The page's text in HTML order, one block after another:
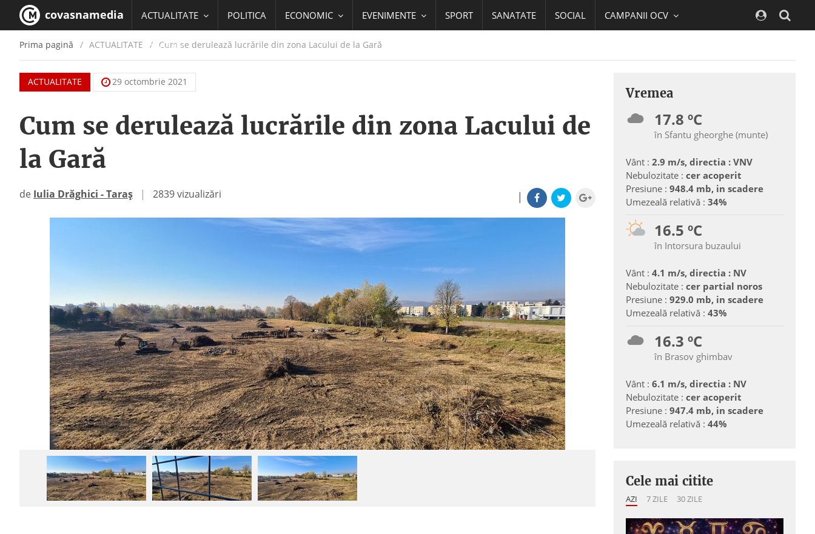
covasnamedia ACTUALITATE POLITICA ECONOMIC EVENIMENTE SPORT SANATATE SOCIAL CAMPANII OCV
EDUCATIE
Prima pagină ACTUALITATE / Cum se derulează lucrările din zona Lacului de la Gară
ACTUALITATE 29 octombrie 2021
Cum se derulează lucrările din zona Lacului de
la Gară
|
de Iulia Drăghici - Taraș | 2839 vizualizări
Vremea
17.8 ºC
în Sfantu gheorghe (munte)
Vânt : 2.9 m/s, directia : VNV
Nebulozitate : cer acoperit
Presiune : 948.4 mb, in scadere
Umezeală relativă : 34%
16.5 ºC
în Intorsura buzaului
Vânt : 4.1 m/s, directia : NV
Nebulozitate : cer partial noros
Presiune : 929.0 mb, in scadere
Umezeală relativă : 43%
16.3 ºC
în Brasov ghimbav
Vânt : 6.1 m/s, directia : NV
Nebulozitate : cer acoperit
Presiune : 947.4 mb, in scadere
Umezeală relativă : 44%
Cele mai citite
AZI 7 ZILE 30 ZILE